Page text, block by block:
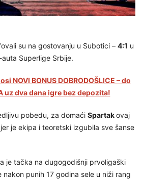
su na gostovanju u Subotici – 4:1 u
Superlige Srbije.
NOVI BONUS DOBRODOŠLICE – do
uz dva dana igre bez depozita!
pobedu, za domaći Spartakovaj
je ekipa i teoretski izgubila sve šanse
je tačka na dugogodišnji prvoligaški
punih 17 godina sele u niži rang